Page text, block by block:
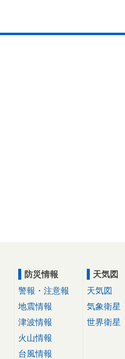
防災情報
警報・注意報
地震情報
津波情報
火山情報
台風情報
天気図
天気図
気象衛星
世界衛星